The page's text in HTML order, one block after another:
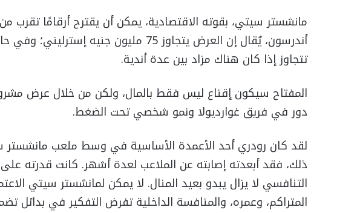
مانشستر سيتي، بقوته الاقتصادية، يمكن أن يقترح أرقامًا تقرب
أندرسون، يُقال إن العرض يتجاوز 75 مليون
تتجاوز إذا كان هناك مزاد بين عدة أندية.
المفتاح سيكون إقناع ليس فقط بالمال، ولكن من خلال عرض
دور في فريق غوارديولا ونمو شخصي تحت الضغط.
لقد كان رودري أحد الأعمدة الأساسية في وسط ملعب مانشستر
ذلك، فقد أبعدته إصابته عن الملاعب لعدة أشهر. كانت قدرته على
التنافسي لا يزال يبدو بعيد المنال. لا يمكن لمانشستر سيتي
المتراكم، وعمره، والمنافسة الداخلية تفرض التفكير في بدائل